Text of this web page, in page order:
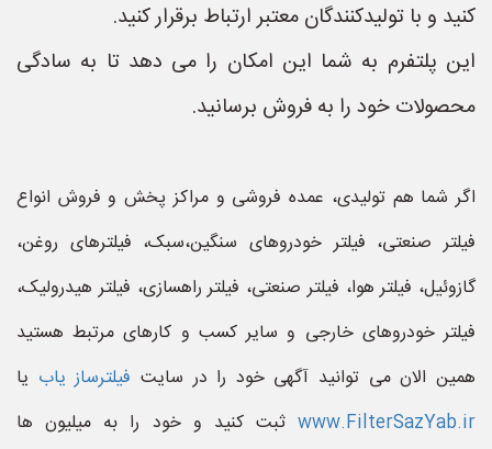
کنید و با تولیدکنندگان معتبر ارتباط برقرار کنید.
این پلتفرم به شما این امکان را می دهد تا به سادگی
محصولات خود را به فروش برسانید.
اگر شما هم تولیدی، عمده فروشی و مراکز پخش و فروش انواع
فیلتر صنعتی، فیلتر خودروهای سنگین،سبک، فیلترهای روغن،
گازوئیل، فیلتر هوا، فیلتر صنعتی، فیلتر راهسازی، فیلتر هیدرولیک،
فیلتر خودروهای خارجی و سایر کسب و کارهای مرتبط هستید
همین الان می توانید آگهی خود را در سایت فیلترساز یاب یا
www.FilterSazYab.ir ثبت کنید و خود را به میلیون ها